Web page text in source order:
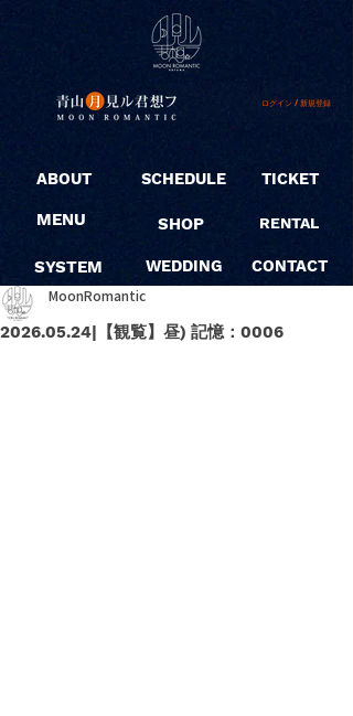
ログイン / 新規登録
ABOUT
MENU
SYSTEM
SCHEDULE
SHOP
WEDDING
TICKET
RENTAL
CONTACT
2026.05.24|【観覧】昼) 記憶：0006
MoonRomantic